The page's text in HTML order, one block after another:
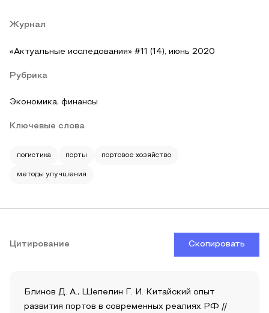
Журнал
«Актуальные исследования» #11 (14), июнь 2020
Рубрика
Экономика, финансы
Ключевые слова
логистика порты портовое хозяйство
методы улучшения
Цитирование Скопировать
Блинов Д. А., Шепелин Г. И. Китайский опыт
развития портов в современных реалиях РФ //